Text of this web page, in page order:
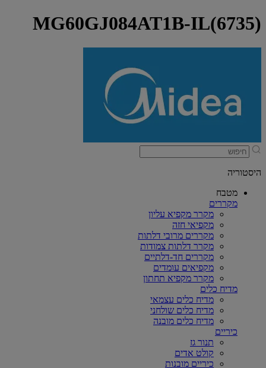
MG60GJ084AT1B-IL(6735)
היסטוריה
מטבח
מקררים
מקרר מקפיא עליון
מקפיאי חזה
מקררים מרובי דלתות
מקרר דלתות צמודות
מקררים חד-דלתיים
מקפיאים עומדים
מקרר מקפיא תחתון
מדיח כלים
מדיח כלים עצמאי
מדיח כלים שולחני
מדיח כלים מובנה
כיריים
תנור גז
קולט אדים
כיריים מובנות